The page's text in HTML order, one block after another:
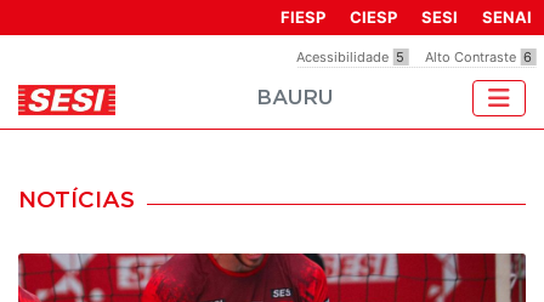
inclui
um
de
Acessibilidade 5 Alto Contraste 6
FIESP CIESP SESI SENAI
BAURU
NOTÍCIAS